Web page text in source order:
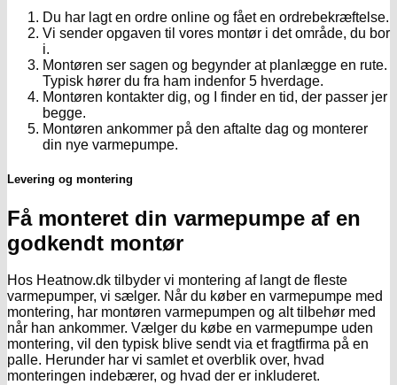
Du har lagt en ordre online og fået en ordrebekræftelse.
Vi sender opgaven til vores montør i det område, du bor
i.
Montøren ser sagen og begynder at planlægge en rute.
Typisk hører du fra ham indenfor 5 hverdage.
Montøren kontakter dig, og I finder en tid, der passer jer
begge.
Montøren ankommer på den aftalte dag og monterer
din nye varmepumpe.
Levering og montering
Få monteret din varmepumpe af en
godkendt montør
Hos Heatnow.dk tilbyder vi montering af langt de fleste
varmepumper, vi sælger. Når du køber en varmepumpe med
montering, har montøren varmepumpen og alt tilbehør med
når han ankommer. Vælger du købe en varmepumpe uden
montering, vil den typisk blive sendt via et fragtfirma på en
palle. Herunder har vi samlet et overblik over, hvad
monteringen indebærer, og hvad der er inkluderet.